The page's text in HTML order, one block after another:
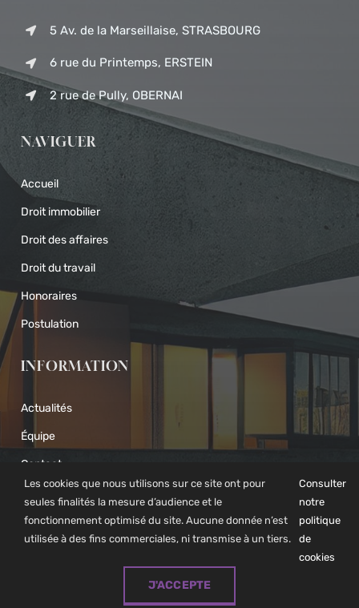
5 Av. de la Marseillaise, STRASBOURG
6 rue du Printemps, ERSTEIN
2 rue de Pully, OBERNAI
NAVIGUER
Accueil
Droit immobilier
Droit des affaires
Droit du travail
Honoraires
Postulation
INFORMATION
Actualités
Équipe
Contact
Mentions légales
© Copyright 2021 - 2026 | Tous droits réservés | Réalisation
Les cookies que nous utilisons sur ce site ont pour
seules finalités la mesure d’audience et le
fonctionnement optimisé du site. Aucune donnée n’est
utilisée à des fins commerciales, ni transmise à un tiers.
Consulter
notre
politique
de
cookies
J'ACCEPTE